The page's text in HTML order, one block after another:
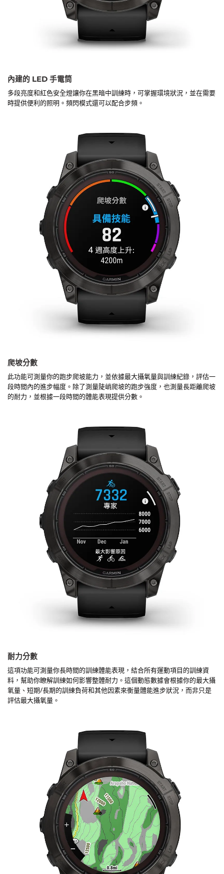
內建的 LED 手電筒
多段亮度和紅色安全燈讓你在黑暗中訓練時，可掌握環境狀況，並在需要
時提供便利的照明。頻閃模式還可以配合步頻。
爬坡分數
此功能可測量你的跑步爬坡能力，並依據最大攝氧量與訓練紀錄，評估一
段時間內的進步幅度。除了測量陡峭爬坡的跑步強度，也測量長距離爬坡
的耐力，並根據一段時間的體能表現提供分數。
耐力分數
這項功能可測量你長時間的訓練體能表現，結合所有運動項目的訓練資
料，幫助你瞭解訓練如何影響整體耐力。這個動態數據會根據你的最大攝
氧量、短期/長期的訓練負荷和其他因素來衡量體能進步狀況，而非只是
評估最大攝氧量。